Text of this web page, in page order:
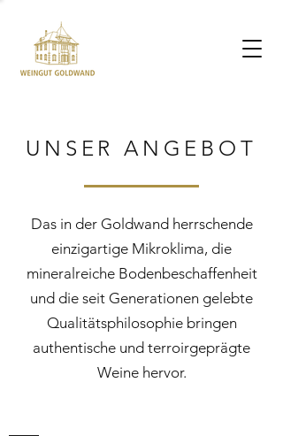
UNSER ANGEBOT
Das in der Goldwand herrschende
einzigartige Mikroklima, die
mineralreiche Bodenbeschaffenheit
und die seit Generationen gelebte
Qualitätsphilosophie bringen
authentische und terroirgeprägte
Weine hervor.